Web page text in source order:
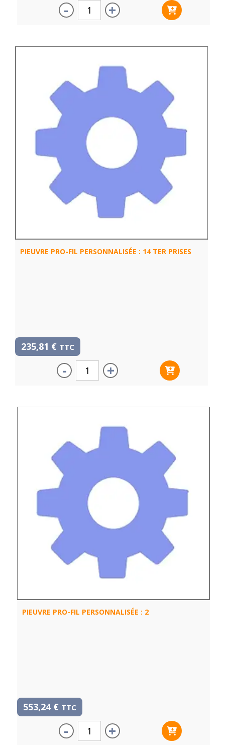
- +
PIEUVRE PRO-FIL PERSONNALISÉE : 14 TER PRISES
235,81 € TTC
- +
PIEUVRE PRO-FIL PERSONNALISÉE : 2
553,24 € TTC
- +